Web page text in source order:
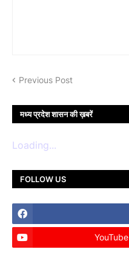
Previous Post
मध्य प्रदेश शासन की ख़बरें
Loading...
FOLLOW US
YouTube